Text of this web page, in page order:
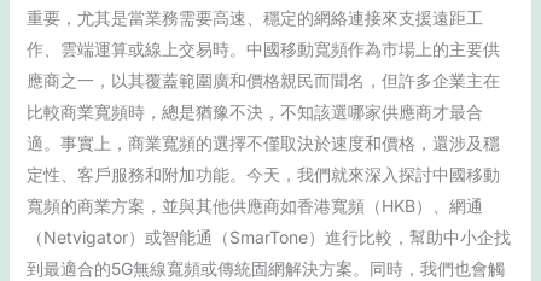
重要，尤其是當業務需要高速、穩定的網絡連接來支援遠距工
作、雲端運算或線上交易時。中國移動寬頻作為市場上的主要供
應商之一，以其覆蓋範圍廣和價格親民而聞名，但許多企業主在
比較商業寬頻時，總是猶豫不決，不知該選哪家供應商才最合
適。事實上，商業寬頻的選擇不僅取決於速度和價格，還涉及穩
定性、客戶服務和附加功能。今天，我們就來深入探討中國移動
寬頻的商業方案，並與其他供應商如香港寬頻（HKB）、網通
（Netvigator）或智能通（SmarTone）進行比較，幫助中小企找
到最適合的5G無線寬頻或傳統固網解決方案。同時，我們也會觸